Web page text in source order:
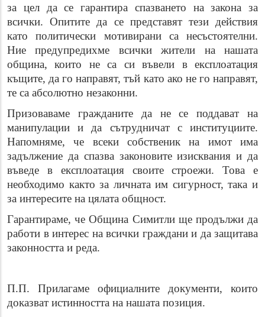
за цел да се гарантира спазването на закона за
всички. Опитите да се представят тези действия
като политически мотивирани са несъстоятелни.
Ние предупредихме всички жители на нашата
община, които не са си въвели в експлоатация
къщите, да го направят, тъй като ако не го направят,
те са абсолютно незаконни.
Призоваваме гражданите да не се поддават на
манипулации и да сътрудничат с институциите.
Напомняме, че всеки собственик на имот има
задължение да спазва законовите изисквания и да
въведе в експлоатация своите строежи. Това е
необходимо както за личната им сигурност, така и
за интересите на цялата общност.
Гарантираме, че Община Симитли ще продължи да
работи в интерес на всички граждани и да защитава
законността и реда.
П.П. Прилагаме официалните документи, които
доказват истинността на нашата позиция.